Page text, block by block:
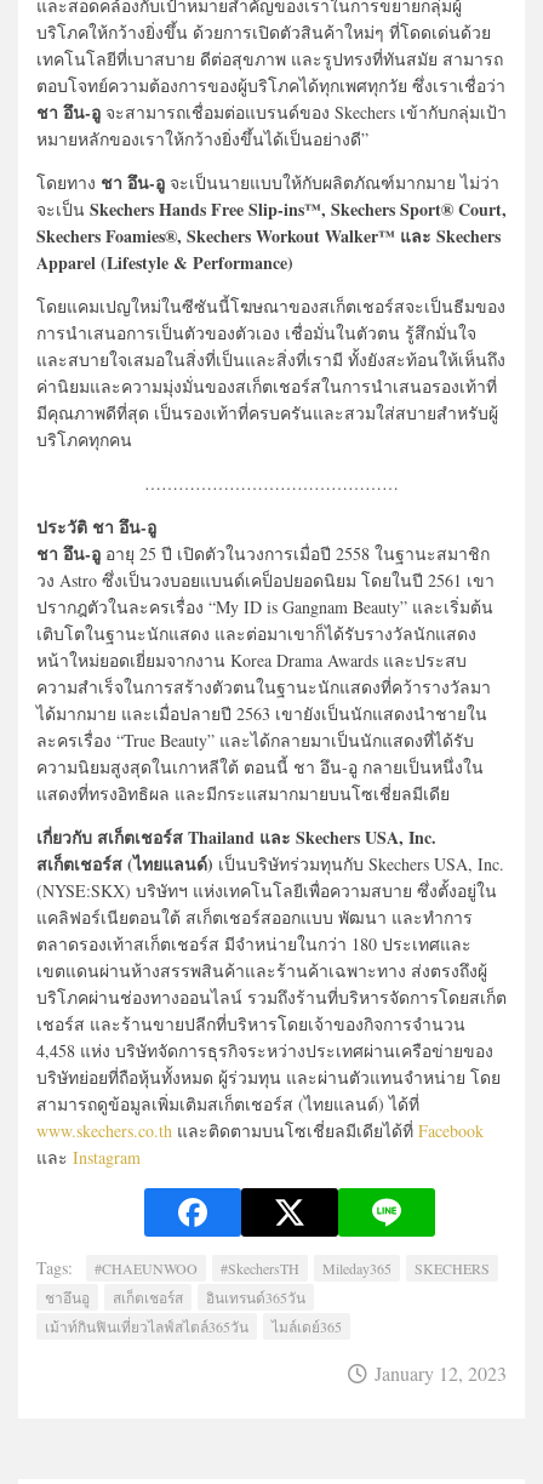
และสอดคล้องกับเป้าหมายสำคัญของเราในการขยายกลุ่มผู้
บริโภคให้กว้างยิ่งขึ้น ด้วยการเปิดตัวสินค้าใหม่ๆ ที่โดดเด่นด้วย
เทคโนโลยีที่เบาสบาย ดีต่อสุขภาพ และรูปทรงที่ทันสมัย สามารถ
ตอบโจทย์ความต้องการของผู้บริโภคได้ทุกเพศทุกวัย ซึ่งเราเชื่อว่า
ชา อึน-อู จะสามารถเชื่อมต่อแบรนด์ของ Skechers เข้ากับกลุ่มเป้า
หมายหลักของเราให้กว้างยิ่งขึ้นได้เป็นอย่างดี”
โดยทาง ชา อึน-อู จะเป็นนายแบบให้กับผลิตภัณฑ์มากมาย ไม่ว่า
จะเป็น Skechers Hands Free Slip-ins™, Skechers Sport® Court,
Skechers Foamies®, Skechers Workout Walker™ และ Skechers
Apparel (Lifestyle & Performance)
โดยแคมเปญใหม่ในซีซันนี้โฆษณาของสเก็ตเชอร์สจะเป็นธีมของ
การนำเสนอการเป็นตัวของตัวเอง เชื่อมั่นในตัวตน รู้สึกมั่นใจ
และสบายใจเสมอในสิ่งที่เป็นและสิ่งที่เรามี ทั้งยังสะท้อนให้เห็นถึง
ค่านิยมและความมุ่งมั่นของสเก็ตเชอร์สในการนำเสนอรองเท้าที่
มีคุณภาพดีที่สุด เป็นรองเท้าที่ครบครันและสวมใส่สบายสำหรับผู้
บริโภคทุกคน
………………………………………
ประวัติ ชา อึน-อู
ชา อึน-อู อายุ 25 ปี เปิดตัวในวงการเมื่อปี 2558 ในฐานะสมาชิก
วง Astro ซึ่งเป็นวงบอยแบนด์เคป็อปยอดนิยม โดยในปี 2561 เขา
ปรากฎตัวในละครเรื่อง “My ID is Gangnam Beauty” และเริ่มต้น
เติบโตในฐานะนักแสดง และต่อมาเขาก็ได้รับรางวัลนักแสดง
หน้าใหม่ยอดเยี่ยมจากงาน Korea Drama Awards และประสบ
ความสำเร็จในการสร้างตัวตนในฐานะนักแสดงที่คว้ารางวัลมา
ได้มากมาย และเมื่อปลายปี 2563 เขายังเป็นนักแสดงนำชายใน
ละครเรื่อง “True Beauty” และได้กลายมาเป็นนักแสดงที่ได้รับ
ความนิยมสูงสุดในเกาหลีใต้ ตอนนี้ ชา อึน-อู กลายเป็นหนึ่งใน
แสดงที่ทรงอิทธิผล และมีกระแสมากมายบนโซเชี่ยลมีเดีย
เกี่ยวกับ สเก็ตเชอร์ส Thailand และ Skechers USA, Inc.
สเก็ตเชอร์ส (ไทยแลนด์) เป็นบริษัทร่วมทุนกับ Skechers USA, Inc.
(NYSE:SKX) บริษัทฯ แห่งเทคโนโลยีเพื่อความสบาย ซึ่งตั้งอยู่ใน
แคลิฟอร์เนียตอนใต้ สเก็ตเชอร์สออกแบบ พัฒนา และทำการ
ตลาดรองเท้าสเก็ตเชอร์ส มีจำหน่ายในกว่า 180 ประเทศและ
เขตแดนผ่านห้างสรรพสินค้าและร้านค้าเฉพาะทาง ส่งตรงถึงผู้
บริโภคผ่านช่องทางออนไลน์ รวมถึงร้านที่บริหารจัดการโดยสเก็ต
เชอร์ส และร้านขายปลีกที่บริหารโดยเจ้าของกิจการจำนวน
4,458 แห่ง บริษัทจัดการธุรกิจระหว่างประเทศผ่านเครือข่ายของ
บริษัทย่อยที่ถือหุ้นทั้งหมด ผู้ร่วมทุน และผ่านตัวแทนจำหน่าย โดย
สามารถดูข้อมูลเพิ่มเติมสเก็ตเชอร์ส (ไทยแลนด์) ได้ที่
www.skechers.co.th และติดตามบนโซเชี่ยลมีเดียได้ที่ Facebook
และ Instagram
Tags: #CHAEUNWOO #SkechersTH Mileday365
SKECHERS
ชาอึนอู
สเก็ตเชอร์ส
อินเทรนด์365วัน
เม้าท์กินฟินเที่ยวไลฟ์สไตล์365วัน
ไมล์เดย์365
January 12, 2023